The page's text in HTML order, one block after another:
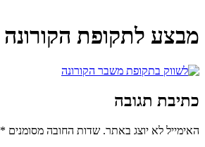
מבצע לתקופת הקורונה
כתיבת תגובה
האימייל לא יוצג באתר. שדות החובה מסומנים *